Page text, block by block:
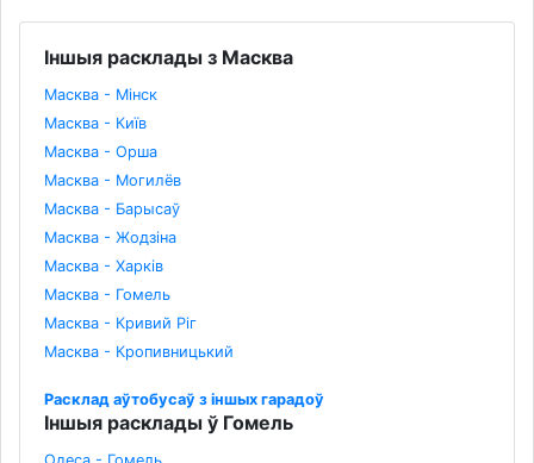
Іншыя расклады з Масква
Масква - Мінск
Масква - Київ
Масква - Орша
Масква - Могилёв
Масква - Барысаў
Масква - Жодзіна
Масква - Харків
Масква - Гомель
Масква - Кривий Ріг
Масква - Кропивницький
Расклад аўтобусаў з іншых гарадоў
Іншыя расклады ў Гомель